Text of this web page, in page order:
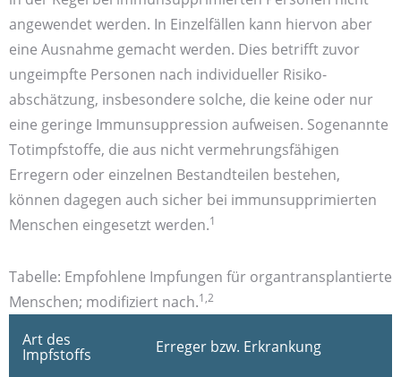
angewendet werden. In Einzel­fällen kann hiervon aber
eine Aus­nahme gemacht werden. Dies betrifft zuvor
ungeimpfte Personen nach individueller Risiko­
abschätzung, insbesondere solche, die keine oder nur
eine geringe Immun­suppression aufweisen. Sogenannte
Tot­impfstoffe, die aus nicht vermehrungs­fähigen
Erregern oder einzelnen Bestand­teilen bestehen,
können dagegen auch sicher bei immun­supprimierten
Menschen eingesetzt werden.1
Tabelle: Empfohlene Impfungen für organtransplantierte
Menschen; modifiziert nach.1,2
Art des
Impfstoffs Erreger bzw. Erkrankung